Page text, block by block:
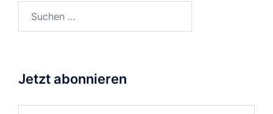
Jetzt abonnieren
Gib deine E-Mail-Adresse ein ...